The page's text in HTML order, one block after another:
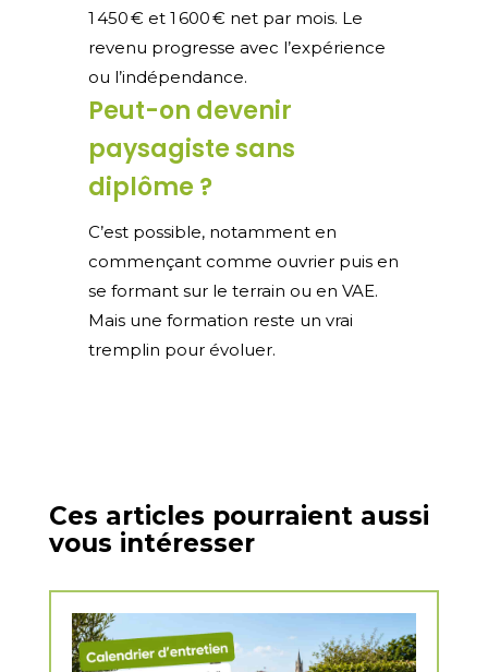
1 450 € et 1 600 € net par mois. Le
revenu progresse avec l’expérience
ou l’indépendance.
Peut-on devenir
paysagiste sans
diplôme ?
C’est possible, notamment en
commençant comme ouvrier puis en
se formant sur le terrain ou en VAE.
Mais une formation reste un vrai
tremplin pour évoluer.
Ces articles pourraient aussi
vous intéresser